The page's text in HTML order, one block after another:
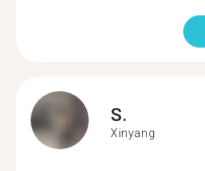
S.
Xinyang